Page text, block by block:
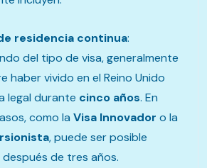
residencia continua:
del tipo de visa, generalmente
haber vivido en el Reino Unido
legal durante cinco años. En
como la Visa Innovador o la
, puede ser posible
de tres años.